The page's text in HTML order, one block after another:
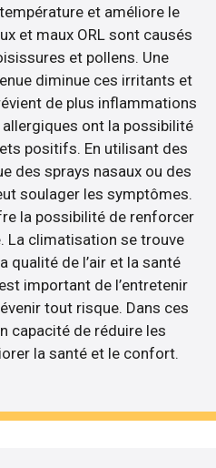
et améliore le
et maux ORL sont causés
et pollens. Une
diminue ces irritants et
de plus inflammations
ont la possibilité
positifs. En utilisant des
des sprays nasaux ou des
soulager les symptômes.
la possibilité de renforcer
La climatisation se trouve
qualité de l’air et la santé
important de l’entretenir
tout risque. Dans ces
capacité de réduire les
la santé et le confort.